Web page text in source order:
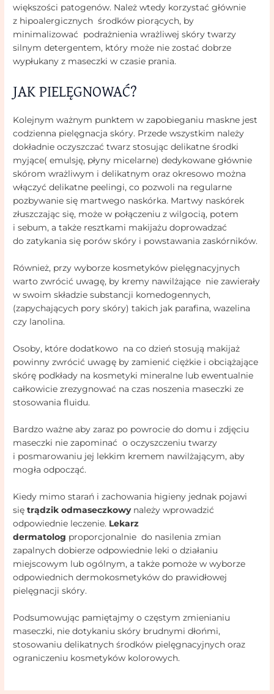
większości patogenów. Należ wtedy korzystać głównie
z hipoalergicznych środków piorących, by
minimalizować podrażnienia wrażliwej skóry twarzy
silnym detergentem, który może nie zostać dobrze
wypłukany z maseczki w czasie prania.
JAK PIELĘGNOWAĆ?
Kolejnym ważnym punktem w zapobieganiu maskne jest
codzienna pielęgnacja skóry. Przede wszystkim należy
dokładnie oczyszczać twarz stosując delikatne środki
myjące( emulsję, płyny micelarne) dedykowane głównie
skórom wrażliwym i delikatnym oraz okresowo można
włączyć delikatne peelingi, co pozwoli na regularne
pozbywanie się martwego naskórka. Martwy naskórek
złuszczając się, może w połączeniu z wilgocią, potem
i sebum, a także resztkami makijażu doprowadzać
do zatykania się porów skóry i powstawania zaskórników.
Również, przy wyborze kosmetyków pielęgnacyjnych
warto zwrócić uwagę, by kremy nawilżające nie zawierały
w swoim składzie substancji komedogennych,
(zapychających pory skóry) takich jak parafina, wazelina
czy lanolina.
Osoby, które dodatkowo na co dzień stosują makijaż
powinny zwrócić uwagę by zamienić ciężkie i obciążające
skórę podkłady na kosmetyki mineralne lub ewentualnie
całkowicie zrezygnować na czas noszenia maseczki ze
stosowania fluidu.
Bardzo ważne aby zaraz po powrocie do domu i zdjęciu
maseczki nie zapominać o oczyszczeniu twarzy
i posmarowaniu jej lekkim kremem nawilżającym, aby
mogła odpocząć.
Kiedy mimo starań i zachowania higieny jednak pojawi
siętrądzik odmaseczkowynależy wprowadzić
odpowiednie leczenie. Lekarz
dermatolog proporcjonalnie do nasilenia zmian
zapalnych dobierze odpowiednie leki o działaniu
miejscowym lub ogólnym, a także pomoże w wyborze
odpowiednich dermokosmetyków do prawidłowej
pielęgnacji skóry.
Podsumowując pamiętajmy o częstym zmienianiu
maseczki, nie dotykaniu skóry brudnymi dłońmi,
stosowaniu delikatnych środków pielęgnacyjnych oraz
ograniczeniu kosmetyków kolorowych.